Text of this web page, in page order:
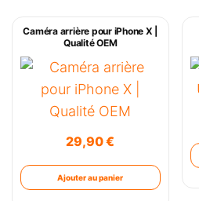
Caméra arrière pour iPhone X |
Qualité OEM
29,90€
Ajouter au panier